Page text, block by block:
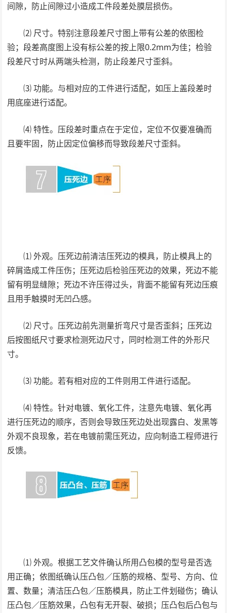
间隙，防止间隙过小造成工件段差处膜层损伤。
⑵ 尺寸。特别注意段差尺寸图上带有公差的依图检
验；段差高度图上没有标公差的按上限0.2mm为佳；检验
段差尺寸时从两端头检测，防止段差尺寸歪斜。
⑶ 功能。与相对应的工件进行适配，如压上盖段差时
用底座进行适配。
⑷ 特性。压段差时重点在于定位，定位不仅要准确而
且要牢固，防止因定位偏移而导致段差尺寸歪斜。
⑴ 外观。压死边前清洁压死边的模具，防止模具上的
碎屑造成工件压伤；压死边后检验压死边的效果，死边不能
留有明显缝隙；死边不许压得过头，背面不能留有死边压痕
且用手触摸时无凹凸感。
⑵ 尺寸。压死边前先测量折弯尺寸是否歪斜；压死边
后按图纸尺寸要求检测死边尺寸，同时检测工件的外形尺
寸。
⑶ 功能。若有相对应的工件则用工件进行适配。
⑷ 特性。针对电镀、氧化工件，注意先电镀、氧化再
进行压死边的顺序，否则会导致压死边处出现露白、发黑等
外观不良现象，若在电镀前需压死边，应向制造工程师进行
反馈。
⑴ 外观。根据工艺文件确认所用凸包模的型号是否选
用正确；依图纸确认压凸包／压筋的规格、型号、方向、位
置、数量；清洁压凸包／压筋模具，防止工件划碰伤；确认
压凸包／压筋效果，凸包有无开裂、破损；压凸包后凸包与